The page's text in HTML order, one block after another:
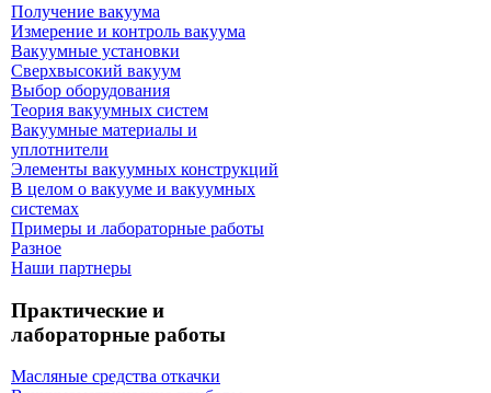
Получение вакуума
Измерение и контроль вакуума
Вакуумные установки
Сверхвысокий вакуум
Выбор оборудования
Теория вакуумных систем
Вакуумные материалы и
уплотнители
Элементы вакуумных конструкций
В целом о вакууме и вакуумных
системах
Примеры и лабораторные работы
Разное
Наши партнеры
Практические и
лабораторные работы
Масляные средства откачки